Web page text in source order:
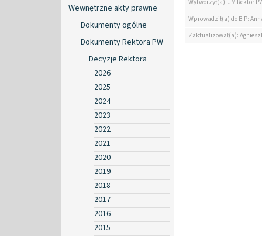
Wewnętrzne akty prawne
Dokumenty ogólne
Dokumenty Rektora PW
Decyzje Rektora
2026
2025
2024
2023
2022
2021
2020
2019
2018
2017
2016
2015
Wytworzył(a): JM Rektor
Wprowadził(a) do BIP:
Zaktualizował(a):